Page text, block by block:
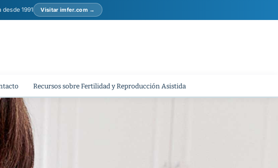
1991 Visitar imfer.com →
Recursos sobre Fertilidad y Reproducción Asistida